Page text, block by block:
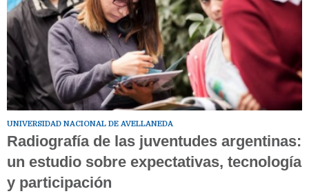
UNIVERSIDAD NACIONAL DE AVELLANEDA
Radiografía de las juventudes argentinas:
un estudio sobre expectativas, tecnología
y participación